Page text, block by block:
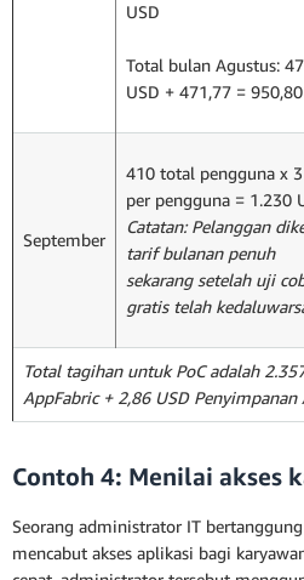
USD
Total bulan Agustus:
USD + 471,77 =
September
410 total pengguna x 3
per pengguna = 1.230
Catatan: Pelanggan
tarif bulanan penuh
sekarang setelah uji
gratis telah
Total tagihan untuk PoC adalah
AppFabric + 2,86 USD
Contoh 4: Menilai akses
Seorang administrator IT
mencabut akses aplikasi bagi